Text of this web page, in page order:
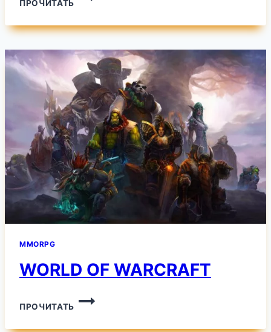
ПРОЧИТАТЬ
MMORPG
WORLD OF WARCRAFT
ПРОЧИТАТЬ
WORLD